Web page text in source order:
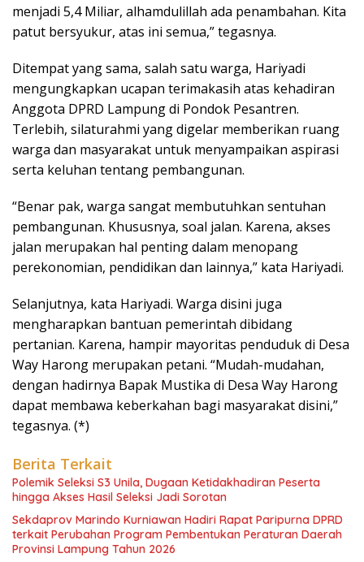
menjadi 5,4 Miliar, alhamdulillah ada penambahan. Kita
patut bersyukur, atas ini semua,” tegasnya.
Ditempat yang sama, salah satu warga, Hariyadi
mengungkapkan ucapan terimakasih atas kehadiran
Anggota DPRD Lampung di Pondok Pesantren.
Terlebih, silaturahmi yang digelar memberikan ruang
warga dan masyarakat untuk menyampaikan aspirasi
serta keluhan tentang pembangunan.
“Benar pak, warga sangat membutuhkan sentuhan
pembangunan. Khususnya, soal jalan. Karena, akses
jalan merupakan hal penting dalam menopang
perekonomian, pendidikan dan lainnya,” kata Hariyadi.
Selanjutnya, kata Hariyadi. Warga disini juga
mengharapkan bantuan pemerintah dibidang
pertanian. Karena, hampir mayoritas penduduk di Desa
Way Harong merupakan petani. “Mudah-mudahan,
dengan hadirnya Bapak Mustika di Desa Way Harong
dapat membawa keberkahan bagi masyarakat disini,”
tegasnya. (*)
Berita Terkait
Polemik Seleksi S3 Unila, Dugaan Ketidakhadiran Peserta
hingga Akses Hasil Seleksi Jadi Sorotan
Sekdaprov Marindo Kurniawan Hadiri Rapat Paripurna DPRD
terkait Perubahan Program Pembentukan Peraturan Daerah
Provinsi Lampung Tahun 2026